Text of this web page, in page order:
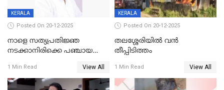
KERALA
Posted On 20-12-2025
നാളെ സത്യപ്രതിജ്ഞ
നടക്കാനിരിക്കെ പഞ്ചായത്ത്
1 Min Read View All
KERALA
Posted On 20-12-2025
തലശ്ശേരിയിൽ വൻ
തീപ്പിടിത്തം
1 Min Read View All